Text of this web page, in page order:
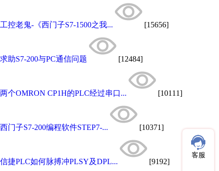
工控老鬼-《西门子S7-1500之我... [15656]
求助S7-200与PC通信问题 [12484]
两个OMRON CP1H的PLC经过串口... [10111]
西门子S7-200编程软件STEP7-... [10371]
信捷PLC如何脉搏冲PLSY及DPL... [9192]
客服